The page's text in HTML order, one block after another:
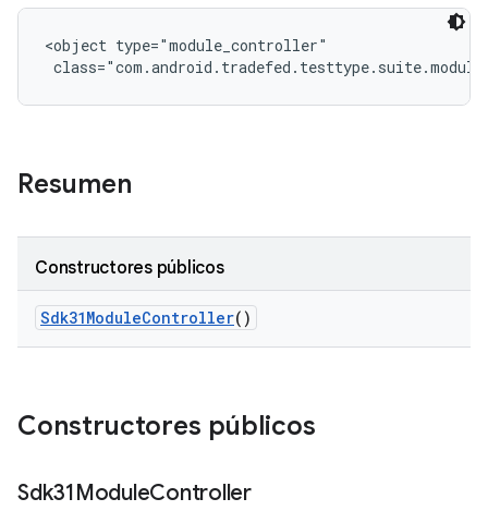
<object type="module_controller"
Resumen
Constructores públicos
Sdk31ModuleController()
Constructores públicos
Sdk31ModuleController